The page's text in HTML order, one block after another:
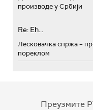
производе у Србији
Re: Eh...
Лесковачка спржа –
пореклом
Преузмите